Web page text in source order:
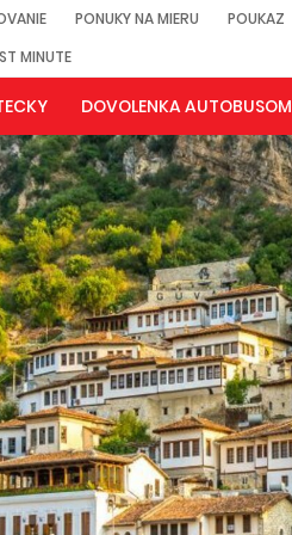
PONUKY NA MIERU
POUKAZ
MINUTE
DOVOLENKA AUTOBUSOM